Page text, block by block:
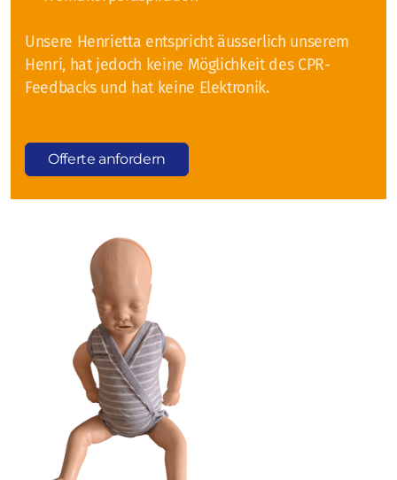
Unsere Henrietta entspricht äusserlich unserem
Henri, hat jedoch keine Möglichkeit des CPR-
Feedbacks und hat keine Elektronik.
Offerte anfordern